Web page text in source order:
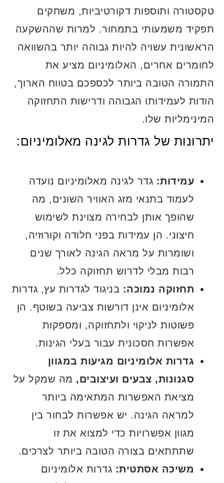
טקסטורה ותוספות דקורטיביות, משחקים
תפקיד משמעותי בתמחור. למרות שההשקעה
הראשונית עשויה להיות גבוהה יותר בהשוואה
לחומרים אחרים, האלומיניום מציע את
התמורה הטובה ביותר לכספכם בטווח הארוך,
הודות לעמידותו הגבוהה ודרישות התחזוקה
המינימליות שלו.
יתרונות של גדרות לגינה מאלומיניום:
עמידות: גדר לגינה מאלומיניום נועדה
לעמוד בתנאי מזג האוויר השונים, מה
שהופך אותן לבחירה מצוינת לשימוש
חיצוני. הן עמידות בפני חלודה וקורוזיה,
ושומרות על מראה הגינה לאורך שנים
רבות מבלי לדרוש תחזוקה כלל.
תחזוקה נמוכה: בניגוד לגדרות עץ, גדרות
אלומיניום אינן דורשות צביעה בשוטף. הן
פשוטות לניקוי ולתחזוקה, ומספקות
אפשרות חסכונית עבור בעלי הגינות.
גדרות אלומיניום מגיעות במגוון
סגנונות, צבעים ועיצובים, מה שמקל על
מציאת האפשרות המתאימה ביותר
למראה הגינה. יש אפשרות לבחור בין
מגוון אפשרויות כדי למצוא את זו
שתתתאים בצורה הטובה ביותר לצרכים.
משיכה אסתטית: גדרות אלומיניום